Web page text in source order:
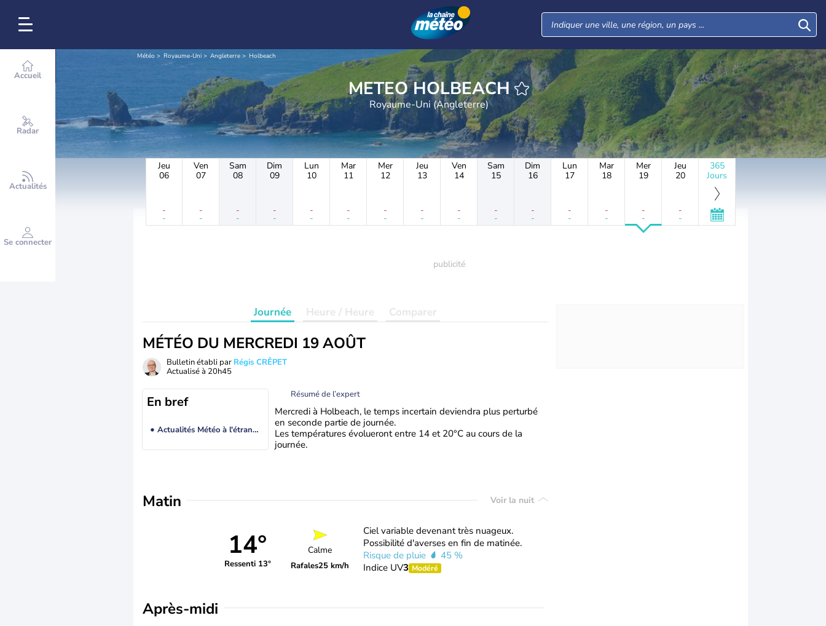
Accueil
Radar
Actualités
Se connecter
Météo Royaume-Uni Angleterre Holbeach
METEO HOLBEACH
Royaume-Uni (Angleterre)
Jeu
06
-
-
Ven
07
-
-
Sam
08
-
-
Dim
09
-
-
Lun
10
-
-
Mar
11
-
-
Mer
12
-
-
Jeu
13
-
-
Ven
14
-
-
Sam
15
-
-
Dim
16
-
-
Lun
17
-
-
Mar
18
-
-
Mer
19
-
-
Jeu
20
-
-
365
Jours
Journée Heure / Heure Comparer
MÉTÉO DU MERCREDI 19 AOÛT
Bulletin établi par Régis CRÊPET
Actualisé à 20h45
En bref
Actualités Météo à l'étranger
Résumé de l’expert
Mercredi à Holbeach, le temps incertain deviendra plus perturbé
en seconde partie de journée.
Les températures évolueront entre 14 et 20°C au cours de la
journée.
Matin Voir la nuit
14°
Ressenti 13°
Calme
Rafales25 km/h
Ciel variable devenant très nuageux.
Possibilité d'averses en fin de matinée.
Risque de pluie
45 %
Indice UV3 Modéré
Après-midi